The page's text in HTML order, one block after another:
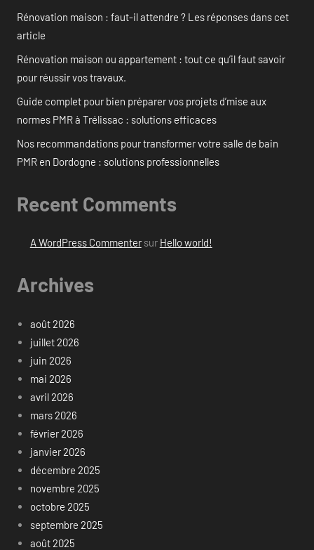
Rénovation maison : faut-il attendre ? Les réponses dans cet
article
Rénovation maison ou appartement : tout ce qu’il faut savoir
pour réussir vos travaux.
Guide complet pour bien préparer vos projets d’mise aux
normes PMR à Trélissac : solutions efficaces
Nos recommandations pour transformer votre salle de bain
PMR en Dordogne : solutions professionnelles
Recent Comments
A WordPress Commentersur Hello world!
Archives
août 2026
juillet 2026
juin 2026
mai 2026
avril 2026
mars 2026
février 2026
janvier 2026
décembre 2025
novembre 2025
octobre 2025
septembre 2025
août 2025